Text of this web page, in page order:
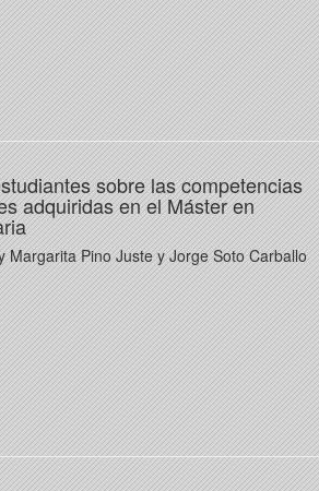
sobre las competencias
adquiridas en el Máster en
Margarita Pino Juste y Jorge Soto Carballo